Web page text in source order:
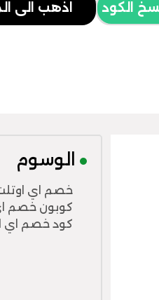
الكود اذهب الى
الوسوم
خصم اي
كوبون خصم
كود خصم اي